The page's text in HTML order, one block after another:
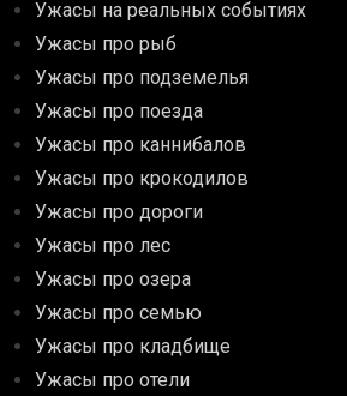
Ужасы на реальных событиях
Ужасы про рыб
Ужасы про подземелья
Ужасы про поезда
Ужасы про каннибалов
Ужасы про крокодилов
Ужасы про дороги
Ужасы про лес
Ужасы про озера
Ужасы про семью
Ужасы про кладбище
Ужасы про отели